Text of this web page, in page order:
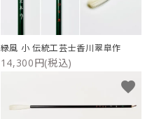
緑風 小 伝統工芸士香川翠皐作
14,300円(税込)
favorite